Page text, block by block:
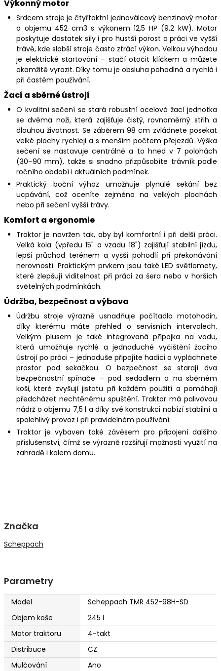
Výkonný motor
Srdcem stroje je čtyřtaktní jednoválcový benzinový motor
o objemu 452 cm3 s výkonem 12,5 HP (9,2 kW). Motor
poskytuje dostatek síly i pro hustší porost a práci ve vyšší
trávě, kde slabší stroje často ztrácí výkon. Velkou výhodou
je elektrické startování – stačí otočit klíčkem a můžete
okamžitě vyrazit. Díky tomu je obsluha pohodlná a rychlá i
při častém používání.
Žací a sběrné ústrojí
O kvalitní sečení se stará robustní ocelová žací jednotka
se dvěma noži, která zajišťuje čistý, rovnoměrný střih a
dlouhou životnost. Se záběrem 98 cm zvládnete posekat
velké plochy rychleji a s menším počtem přejezdů. Výška
sečení se nastavuje centrálně a to hned v 7 polohách
(30–90 mm), takže si snadno přizpůsobíte trávník podle
ročního období i aktuálních podmínek.
Praktický boční výhoz umožňuje plynulé sekání bez
ucpávání, což oceníte zejména na velkých plochách
nebo při sečení vyšší trávy.
Komfort a ergonomie
Traktor je navržen tak, aby byl komfortní i při delší práci.
Velká kola (vpředu 15" a vzadu 18") zajišťují stabilní jízdu,
lepší průchod terénem a vyšší pohodlí při překonávání
nerovností. Praktickým prvkem jsou také LED světlomety,
které zlepšují viditelnost při práci za šera nebo v horších
světelných podmínkách.
Údržba, bezpečnost a výbava
Údržbu stroje výrazně usnadňuje počítadlo motohodin,
díky kterému máte přehled o servisních intervalech.
Velkým plusem je také integrovaná přípojka na vodu,
která umožňuje rychlé a jednoduché vyčištění žacího
ústrojí po práci – jednoduše připojíte hadici a vypláchnete
prostor pod sekačkou. O bezpečnost se starají dva
bezpečnostní spínače – pod sedadlem a na sběrném
koši, které zvyšují jistotu při každém použití a pomáhají
předcházet nechtěnému spuštění. Traktor má palivovou
nádrž o objemu 7,5 l a díky své konstrukci nabízí stabilní a
spolehlivý provoz i při pravidelném používání.
Traktor je vybaven také závěsem pro připojení dalšího
příslušenství, čímž se výrazně rozšiřují možnosti využití na
zahradě i kolem domu.
Značka
Scheppach
Parametry
Model
Scheppach TMR 452-98H-SD
Objem koše
245 l
Motor traktoru
4-takt
Distribuce
CZ
Mulčování
Ano